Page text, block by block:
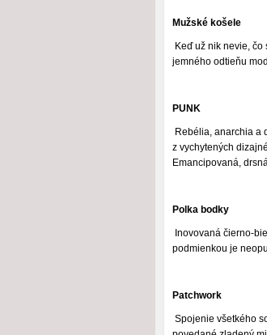
Mužské košele
Keď už nik nevie,
jemného odtieňu
PUNK
Rebélia, anarchia a
z vychytených
Emancipovaná,
Polka bodky
Inovovaná čierno-
podmienkou je
Patchwork
Spojenie všetkého